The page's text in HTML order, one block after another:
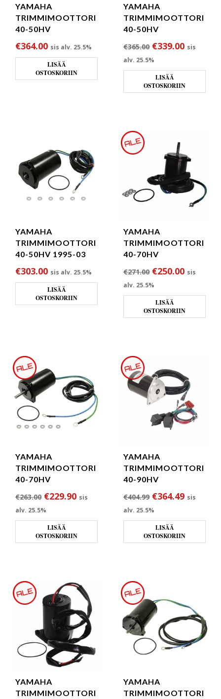
YAMAHA
TRIMMIMOOTTORI
40-50HV
€364.00 sis alv. 25.5%
LISÄÄ
OSTOSKORIIN
YAMAHA
TRIMMIMOOTTORI
40-50HV
€365.00 Alkuperäinen
€339.00 sis
alv. 25.5%
LISÄÄ
OSTOSKORIIN
YAMAHA
TRIMMIMOOTTORI
40-50HV 1995-03
€303.00 sis alv. 25.5%
LISÄÄ
OSTOSKORIIN
YAMAHA
TRIMMIMOOTTORI
40-70HV
€271.00 Alkuperäinen
€250.00 sis
alv. 25.5%
LISÄÄ
OSTOSKORIIN
YAMAHA
TRIMMIMOOTTORI
40-70HV
€263.00 Alkuperäinen hinta oli: €263.00.
€229.90Nykyinen hinta on: €229.90.
sis
alv. 25.5%
LISÄÄ
OSTOSKORIIN
YAMAHA
TRIMMIMOOTTORI
40-90HV
€404.99 Alkuperäinen
€364.49 sis
alv. 25.5%
LISÄÄ
OSTOSKORIIN
YAMAHA
TRIMMIMOOTTORI
YAMAHA
TRIMMIMOOTTORI